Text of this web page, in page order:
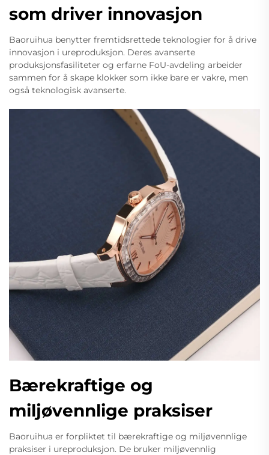
som driver innovasjon
Baoruihua benytter fremtidsrettede teknologier for å drive
innovasjon i ureproduksjon. Deres avanserte
produksjonsfasiliteter og erfarne FoU-avdeling arbeider
sammen for å skape klokker som ikke bare er vakre, men
også teknologisk avanserte.
Bærekraftige og
miljøvennlige praksiser
Baoruihua er forpliktet til bærekraftige og miljøvennlige
praksiser i ureproduksjon. De bruker miljøvennlig